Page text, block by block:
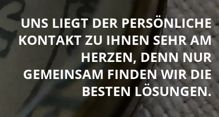
UNS LIEGT DER PERSÖNLICHE
KONTAKT ZU IHNEN SEHR AM
HERZEN, DENN NUR
GEMEINSAM FINDEN WIR DIE
BESTEN LÖSUNGEN.